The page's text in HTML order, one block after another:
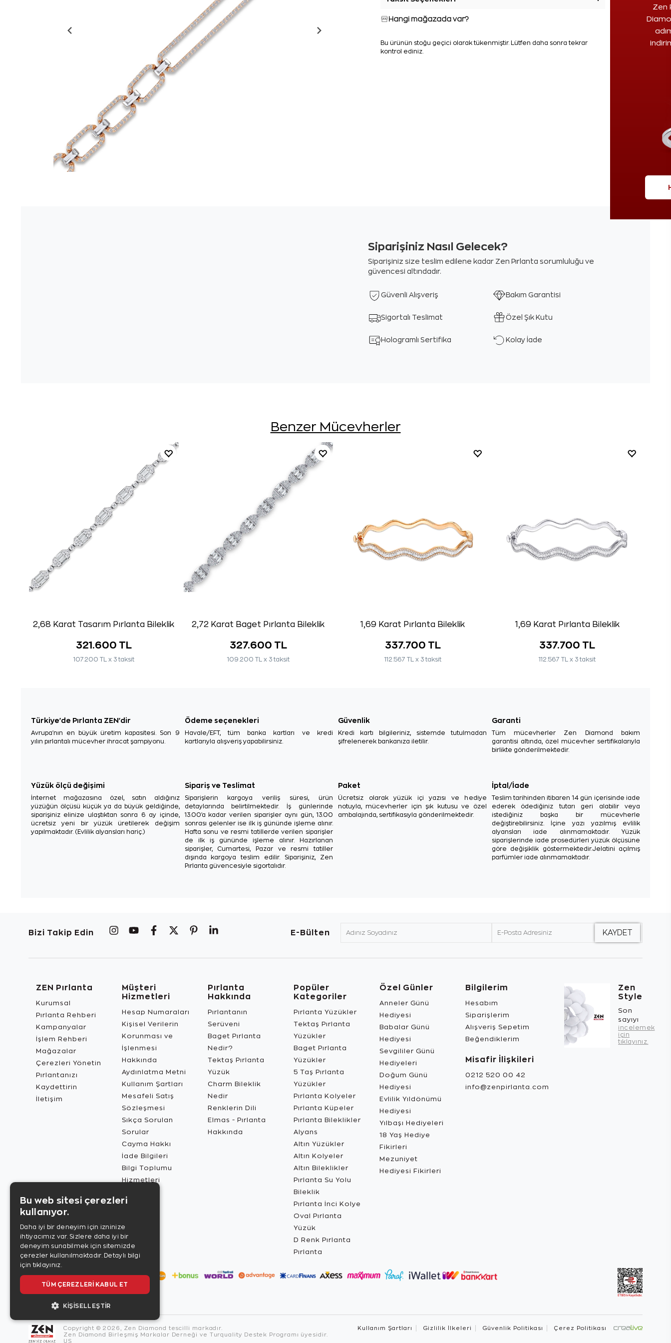
Zen
Hangi mağazada var?
Bu ürünün stoğu geçici olarak tükenmiştir. Lütfen daha sonra tekrar
kontrol ediniz.
Siparişiniz Nasıl Gelecek?
Siparişiniz size teslim edilene kadar Zen Pırlanta sorumluluğu ve
güvencesi altındadır.
Güvenli Alışveriş Bakım Garantisi
Sigortalı Teslimat Özel Şık Kutu
Hologramlı Sertifika Kolay İade
Benzer Mücevherler
2,68 Karat Tasarım Pırlanta Bileklik
321.600 TL
107.200 TL x 3 taksit
2,72 Karat Baget Pırlanta Bileklik
327.600 TL
109.200 TL x 3 taksit
1,69 Karat Pırlanta Bileklik
337.700 TL
112.567 TL x 3 taksit
1,69 Karat Pırlanta Bileklik
337.700 TL
112.567 TL x 3 taksit
Türkiye'de Pırlanta ZEN'dir
Avrupa'nın en büyük üretim kapasitesi. Son 9
yılın pırlantalı mücevher ihracat şampiyonu.
Ödeme seçenekleri
Havale/EFT, tüm banka kartları ve kredi
kartlarıyla alışveriş yapabilirsiniz.
Güvenlik
Kredi kartı bilgileriniz, sistemde tutulmadan
şifrelenerek bankanıza iletilir.
Garanti
Tüm mücevherler Zen Diamond bakım
garantisi altında, özel mücevher sertifikalarıyla
birlikte gönderilmektedir.
Yüzük ölçü değişimi
İnternet mağazasına özel, satın aldığınız
yüzüğün ölçüsü küçük ya da büyük geldiğinde,
siparişiniz elinize ulaştıktan sonra 6 ay içinde,
ücretsiz yeni bir yüzük üretilerek değişim
yapılmaktadır. (Evlilik alyansları hariç.)
Sipariş ve Teslimat
Siparişlerin kargoya veriliş süresi, ürün
detaylarında belirtilmektedir. İş günlerinde
13.00'a kadar verilen siparişler aynı gün, 13.00
sonrası gelenler ise ilk iş gününde işleme alınır.
Hafta sonu ve resmi tatillerde verilen siparişler
de ilk iş gününde işleme alınır. Hazırlanan
siparişler, Cumartesi, Pazar ve resmi tatiller
dışında kargoya teslim edilir. Siparişiniz, Zen
Pırlanta güvencesiyle sigortalıdır.
Paket
Ücretsiz olarak yüzük içi yazısı ve hediye
notuyla, mücevherler için şık kutusu ve özel
ambalajında, sertifikasıyla gönderilmektedir.
İptal/İade
Teslim tarihinden itibaren 14 gün içerisinde iade
ederek ödediğiniz tutarı geri alabilir veya
istediğiniz başka bir mücevherle
değiştirebilirsiniz. İçine yazı yazılmış evlilik
alyansları iade alınmamaktadır. Yüzük
siparişlerinde iade prosedürleri yüzük ölçüsüne
göre değişiklik göstermektedir.Jelatini açılmış
parfümler iade alınmamaktadır.
Bizi Takip Edin E-Bülten
ZEN Pırlanta
Kurumsal
Pırlanta Rehberi
Kampanyalar
İşlem Rehberi
Mağazalar
Çerezleri Yönetin
Pırlantanızı
Kaydettirin
İletişim
Müşteri
Hizmetleri
Hesap Numaraları
Kişisel Verilerin
Korunması ve
İşlenmesi
Hakkında
Aydınlatma Metni
Kullanım Şartları
Mesafeli Satış
Sözleşmesi
Sıkça Sorulan
Sorular
Cayma Hakkı
İade Bilgileri
Bilgi Toplumu
Hizmetleri
Pırlanta
Hakkında
Pırlantanın
Serüveni
Baget Pırlanta
Nedir?
Tektaş Pırlanta
Yüzük
Charm Bileklik
Nedir
Renklerin Dili
Elmas - Pırlanta
Hakkında
Popüler
Kategoriler
Pırlanta Yüzükler
Tektaş Pırlanta
Yüzükler
Baget Pırlanta
Yüzükler
5 Taş Pırlanta
Yüzükler
Pırlanta Kolyeler
Pırlanta Küpeler
Pırlanta Bileklikler
Alyans
Altın Yüzükler
Altın Kolyeler
Altın Bileklikler
Pırlanta Su Yolu
Bileklik
Pırlanta İnci Kolye
Oval Pırlanta
Yüzük
D Renk Pırlanta
Pırlanta
Özel Günler
Anneler Günü
Hediyesi
Babalar Günü
Hediyesi
Sevgililer Günü
Hediyeleri
Doğum Günü
Hediyesi
Evlilik Yıldönümü
Hediyesi
Yılbaşı Hediyeleri
18 Yaş Hediye
Fikirleri
Mezuniyet
Hediyesi Fikirleri
Bilgilerim
Hesabım
Siparişlerim
Alışveriş Sepetim
Beğendiklerim
Misafir İlişkileri
0212 520 00 42
info@zenpirlanta.com
Zen
Style
Son
sayıyı
incelemek
için
tıklayınız.
Copyright © 2026, Zen Diamond tescilli markadır.
Zen Diamond Birleşmiş Markalar Derneği ve Turquality Destek Programı üyesidir.
US
Kullanım Şartları Gizlilik İlkeleri Güvenlik Politikası Çerez Politikası
Bu web sitesi çerezleri
kullanıyor.
Daha iyi bir deneyim için izninize
ihtiyacımız var. Sizlere daha iyi bir
deneyim sunabilmek için sitemizde
çerezler kullanılmaktadır. Detaylı bilgi
için tıklayınız.
TÜM ÇEREZLERI KABUL ET
KIŞISELLEŞTIR